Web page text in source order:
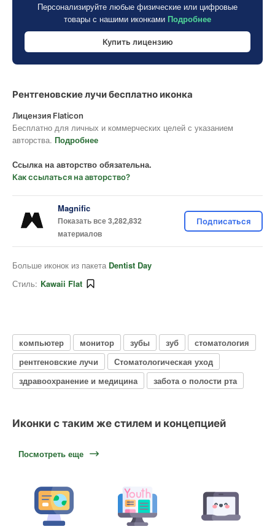
Персонализируйте любые физические или цифровые
товары с нашими иконками Подробнее
Купить лицензию
Рентгеновские лучи бесплатно иконка
Лицензия Flaticon
Бесплатно для личных и коммерческих целей с указанием
авторства. Подробнее
Ссылка на авторство обязательна.
Как ссылаться на авторство?
Magnific
Показать все 3,282,832
материалов
Подписаться
Больше иконок из пакета Dentist Day
Стиль: Kawaii Flat
компьютер монитор зубы зуб
стоматология
рентгеновские лучи
Стоматологическая уход
здравоохранение и медицина
забота о полости рта
Иконки с таким же стилем и концепцией
Посмотреть еще